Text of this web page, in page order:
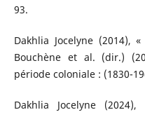
93.
Dakhlia Jocelyne (2014),
Bouchène et al. (dir.)
période coloniale : (1830-
Dakhlia Jocelyne